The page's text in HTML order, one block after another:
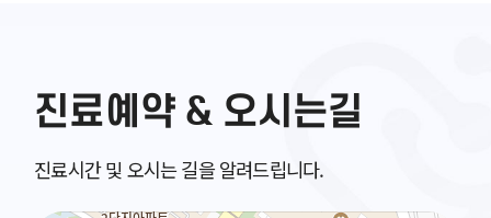
진료예약 & 오시는길
진료시간 및 오시는 길을 알려드립니다.